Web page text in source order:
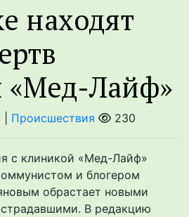
находят
«Мед-Лайф»
Происшествия 230
с клиникой «Мед-Лайф»
и блогером
обрастает новыми
В редакцию